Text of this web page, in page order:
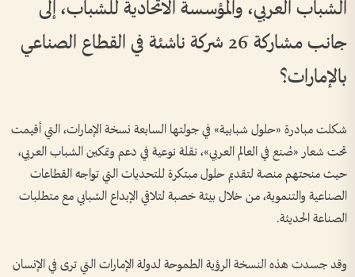
الشباب العربي، والمؤسسة الاتحادية للشباب، إلى
جانب مشاركة 26 شركة ناشئة في القطاع الصناعي
بالإمارات؟
شكلت مبادرة «حلول شبابية» في جولتها السابعة نسخة الإمارات، التي أقيمت
تحت شعار «صُنع في العالم العربي»، نقلة نوعية في دعم وتمكين الشباب العربي،
حيث منحتهم منصة لتقديم حلول مبتكرة للتحديات التي تواجه القطاعات
الصناعية والتنموية، من خلال بيئة خصبة لتلاقي الإبداع الشبابي مع متطلبات
الصناعة الحديثة.
وقد جسدت هذه النسخة الرؤية الطموحة لدولة الإمارات التي ترى في الإنسان